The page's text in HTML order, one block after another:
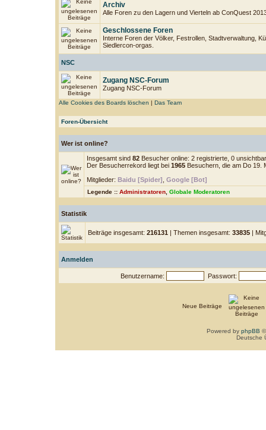
Archiv
Alle Foren zu den Lagern und Vierteln ab ConQuest
Geschlossene Foren
Interne Foren der Völker, Festrollen, Stadtverwaltung,
Siedlercon-orgas.
NSC
Zugang NSC-Forum
Zugang NSC-Forum
Alle Cookies des Boards löschen | Das Team
Foren-Übersicht
Wer ist online?
Insgesamt sind 82 Besucher online: 2 registrierte, 0
Der Besucherrekord liegt bei 1965 Besuchern, die am Do 19.
Mitglieder: Baidu [Spider] Google [Bot]
Legende :: Administratoren Globale Moderatoren
Statistik
Beiträge insgesamt: 216131 | Themen insgesamt: 33835 |
Anmelden
Benutzername: Passwort:
Neue Beiträge
Powered by phpBB
Deutsche